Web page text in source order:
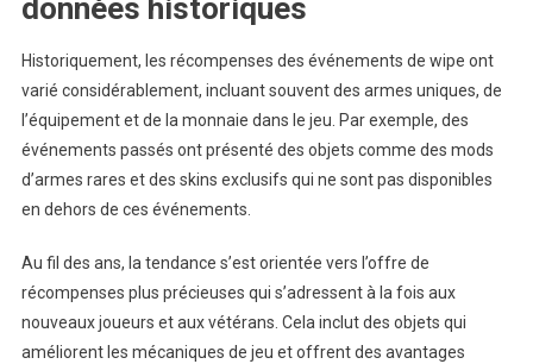
données historiques
Historiquement, les récompenses des événements de wipe ont
varié considérablement, incluant souvent des armes uniques, de
l’équipement et de la monnaie dans le jeu. Par exemple, des
événements passés ont présenté des objets comme des mods
d’armes rares et des skins exclusifs qui ne sont pas disponibles
en dehors de ces événements.
Au fil des ans, la tendance s’est orientée vers l’offre de
récompenses plus précieuses qui s’adressent à la fois aux
nouveaux joueurs et aux vétérans. Cela inclut des objets qui
améliorent les mécaniques de jeu et offrent des avantages